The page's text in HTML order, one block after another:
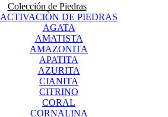
Colección de Piedras
ACTIVACIÒN DE PIEDRAS
AGATA
AMATISTA
AMAZONITA
APATITA
AZURITA
CIANITA
CITRINO
CORAL
CORNALINA